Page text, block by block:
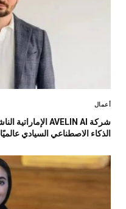
أعمال
الذكاء الاصطناعي السيادي عالميًا